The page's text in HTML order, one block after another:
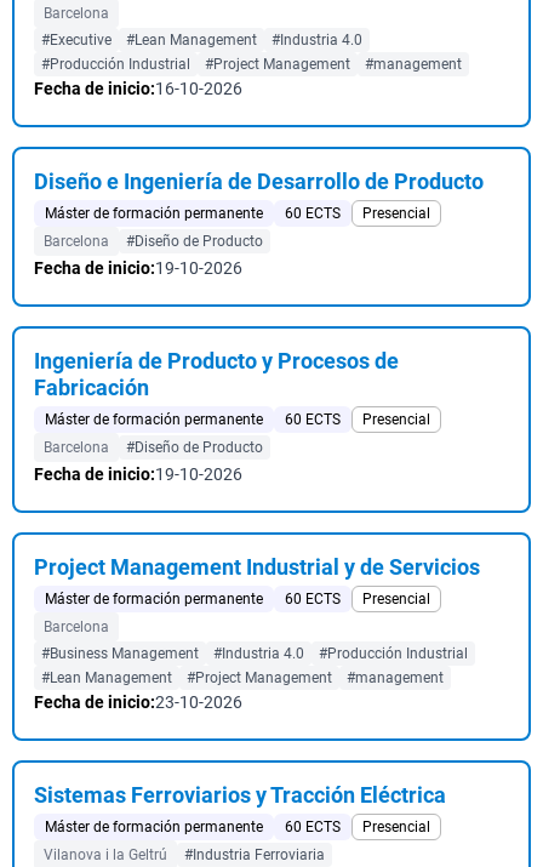
Barcelona
#Executive
#Lean Management
#Industria 4.0
#Producción Industrial
#Project Management #management
Fecha de inicio:16-10-2026
Diseño e Ingeniería de Desarrollo de Producto
Máster de formación permanente 60 ECTS
Presencial
Barcelona
#Diseño de Producto
Fecha de inicio:19-10-2026
Ingeniería de Producto y Procesos de
Fabricación
Máster de formación permanente 60 ECTS
Presencial
Barcelona
#Diseño de Producto
Fecha de inicio:19-10-2026
Project Management Industrial y de Servicios
Máster de formación permanente 60 ECTS
Presencial
Barcelona
#Business Management
#Industria 4.0
#Producción Industrial
#Lean Management
#Project Management #management
Fecha de inicio:23-10-2026
Sistemas Ferroviarios y Tracción Eléctrica
Máster de formación permanente 60 ECTS
Presencial
Vilanova i la Geltrú
#Industria Ferroviaria